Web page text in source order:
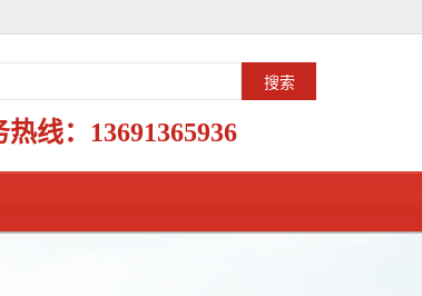
线： 13691365936